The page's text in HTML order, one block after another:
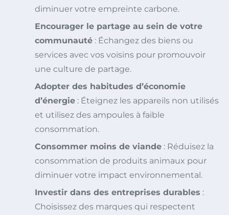
diminuer votre empreinte carbone.
Encourager le partage au sein de votre
communauté : Échangez des biens ou
services avec vos voisins pour promouvoir
une culture de partage.
Adopter des habitudes d’économie
d’énergie : Éteignez les appareils non utilisés
et utilisez des ampoules à faible
consommation.
Consommer moins de viande : Réduisez la
consommation de produits animaux pour
diminuer votre impact environnemental.
Investir dans des entreprises durables :
Choisissez des marques qui respectent